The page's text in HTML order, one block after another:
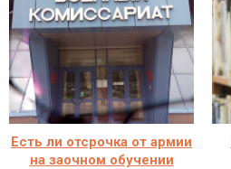
Есть ли отсрочка от армии
на заочном обучении